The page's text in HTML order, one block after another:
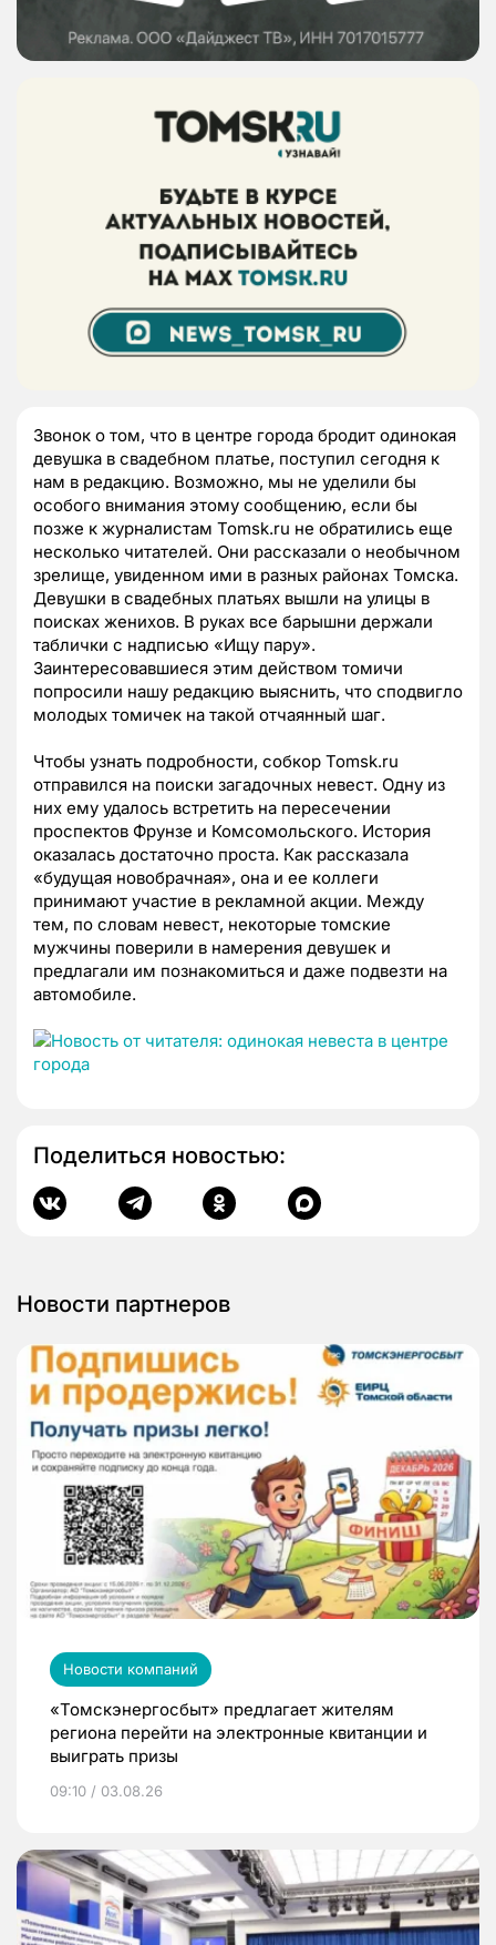
Звонок о том, что в центре города бродит одинокая
девушка в свадебном платье, поступил сегодня к
нам в редакцию. Возможно, мы не уделили бы
особого внимания этому сообщению, если бы
позже к журналистам Tomsk.ru не обратились еще
несколько читателей. Они рассказали о необычном
зрелище, увиденном ими в разных районах Томска.
Девушки в свадебных платьях вышли на улицы в
поисках женихов. В руках все барышни держали
таблички с надписью «Ищу пару».
Заинтересовавшиеся этим действом томичи
попросили нашу редакцию выяснить, что сподвигло
молодых томичек на такой отчаянный шаг.
Чтобы узнать подробности, собкор Tomsk.ru
отправился на поиски загадочных невест. Одну из
них ему удалось встретить на пересечении
проспектов Фрунзе и Комсомольского. История
оказалась достаточно проста. Как рассказала
«будущая новобрачная», она и ее коллеги
принимают участие в рекламной акции. Между
тем, по словам невест, некоторые томские
мужчины поверили в намерения девушек и
предлагали им познакомиться и даже подвезти на
автомобиле.
Поделиться новостью:
Новости партнеров
Новости компаний
«Томскэнергосбыт» предлагает жителям
региона перейти на электронные квитанции и
выиграть призы
09:10 / 03.08.26